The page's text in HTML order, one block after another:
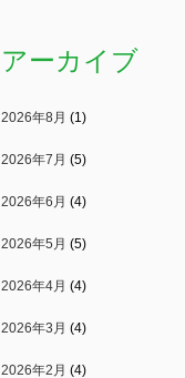
アーカイブ
2026年8月 (1)
2026年7月 (5)
2026年6月 (4)
2026年5月 (5)
2026年4月 (4)
2026年3月 (4)
2026年2月 (4)